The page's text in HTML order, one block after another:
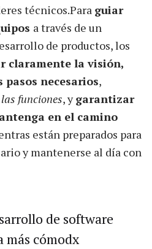
técnicos.Para guiar
a través de un
de productos, los
claramente la visión,
necesarios,
funciones, ygarantizar
en el camino
están preparados para
y mantenerse al día con
de software
más cómodx